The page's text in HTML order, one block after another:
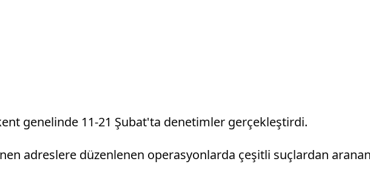
genelinde 11-21 Şubat'ta denetimler gerçekleştirdi.
adreslere düzenlenen operasyonlarda çeşitli suçlardan